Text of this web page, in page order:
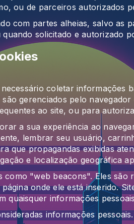
ou de parceiros autorizados
com partes alheias, salvo as
solicitado e autorizado
coletar informações
gerenciados pelo
ao site, ou para
a sua experiência ao
lembrar seu usuário,
que propagandas exibidas
e localização geográfica
como "web beacons". Eles
onde ele está inserido.
quaisquer informações
informações pessoais.